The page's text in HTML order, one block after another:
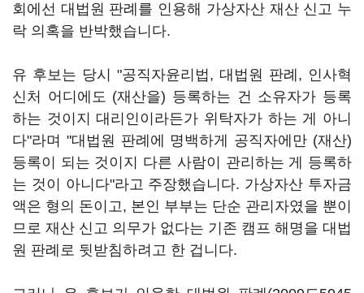
회에선 대법원 판례를 인용해 가상자산 재산 신고 누
락 의혹을 반박했습니다.
유 후보는 당시 "공직자윤리법, 대법원 판례, 인사혁
신처 어디에도 (재산을) 등록하는 건 소유자가 등록
하는 것이지 대리인이라든가 위탁자가 하는 게 아니
다"라며 "대법원 판례에 명백하게 공직자에만 (재산)
등록이 되는 것이지 다른 사람이 관리하는 게 등록하
는 것이 아니다"라고 주장했습니다. 가상자산 투자금
액은 형의 돈이고, 본인 부부는 단순 관리자였을 뿐이
므로 재산 신고 의무가 없다는 기존 캠프 해명을 대법
원 판례로 뒷받침하려고 한 겁니다.